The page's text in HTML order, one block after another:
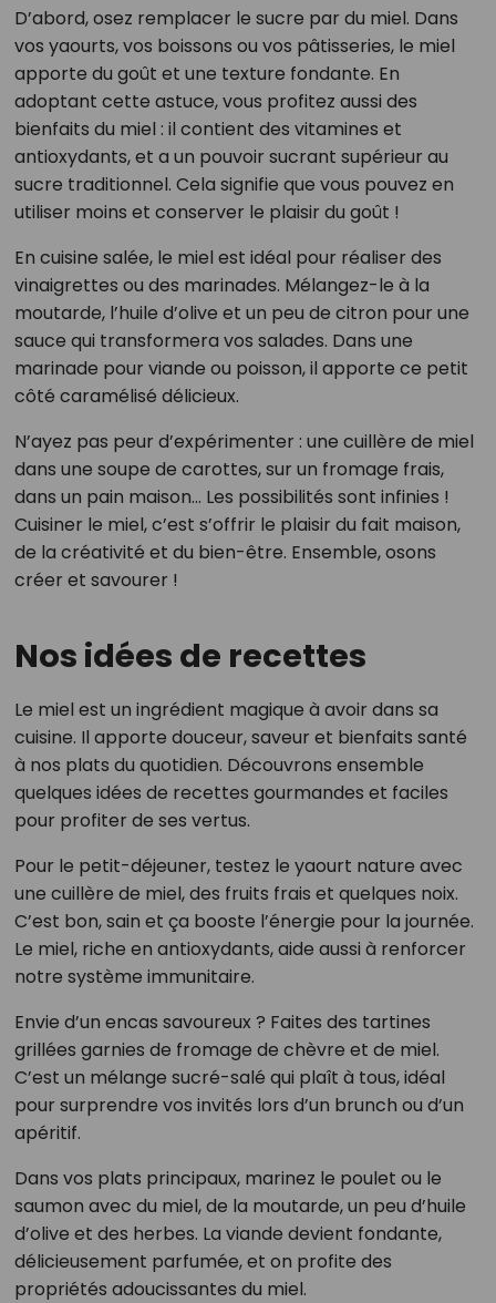
D’abord, osez remplacer le sucre par du miel. Dans
vos yaourts, vos boissons ou vos pâtisseries, le miel
apporte du goût et une texture fondante. En
adoptant cette astuce, vous profitez aussi des
bienfaits du miel : il contient des vitamines et
antioxydants, et a un pouvoir sucrant supérieur au
sucre traditionnel. Cela signifie que vous pouvez en
utiliser moins et conserver le plaisir du goût !
En cuisine salée, le miel est idéal pour réaliser des
vinaigrettes ou des marinades. Mélangez-le à la
moutarde, l’huile d’olive et un peu de citron pour une
sauce qui transformera vos salades. Dans une
marinade pour viande ou poisson, il apporte ce petit
côté caramélisé délicieux.
N’ayez pas peur d’expérimenter : une cuillère de miel
dans une soupe de carottes, sur un fromage frais,
dans un pain maison… Les possibilités sont infinies !
Cuisiner le miel, c’est s’offrir le plaisir du fait maison,
de la créativité et du bien-être. Ensemble, osons
créer et savourer !
Nos idées de recettes
Le miel est un ingrédient magique à avoir dans sa
cuisine. Il apporte douceur, saveur et bienfaits santé
à nos plats du quotidien. Découvrons ensemble
quelques idées de recettes gourmandes et faciles
pour profiter de ses vertus.
Pour le petit-déjeuner, testez le yaourt nature avec
une cuillère de miel, des fruits frais et quelques noix.
C’est bon, sain et ça booste l’énergie pour la journée.
Le miel, riche en antioxydants, aide aussi à renforcer
notre système immunitaire.
Envie d’un encas savoureux ? Faites des tartines
grillées garnies de fromage de chèvre et de miel.
C’est un mélange sucré-salé qui plaît à tous, idéal
pour surprendre vos invités lors d’un brunch ou d’un
apéritif.
Dans vos plats principaux, marinez le poulet ou le
saumon avec du miel, de la moutarde, un peu d’huile
d’olive et des herbes. La viande devient fondante,
délicieusement parfumée, et on profite des
propriétés adoucissantes du miel.